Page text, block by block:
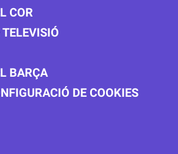
COR
BARÇA
DE COOKIES